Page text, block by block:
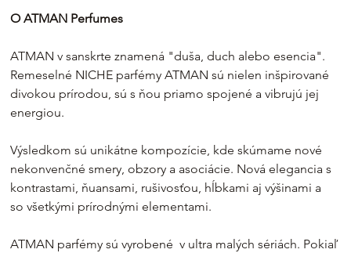
O ATMAN Perfumes
ATMAN v sanskrte znamená "duša, duch alebo esencia".
Remeselné NICHE parfémy ATMAN sú nielen inšpirované
divokou prírodou, sú s ňou priamo spojené a vibrujú jej
energiou.
Výsledkom sú unikátne kompozície, kde skúmame nové
nekonvenčné smery, obzory a asociácie. Nová elegancia s
kontrastami, ňuansami, rušivosťou, hĺbkami aj výšinami a
so všetkými prírodnými elementami.
ATMAN parfémy sú vyrobené  v ultra malých sériách. Pokiaľ